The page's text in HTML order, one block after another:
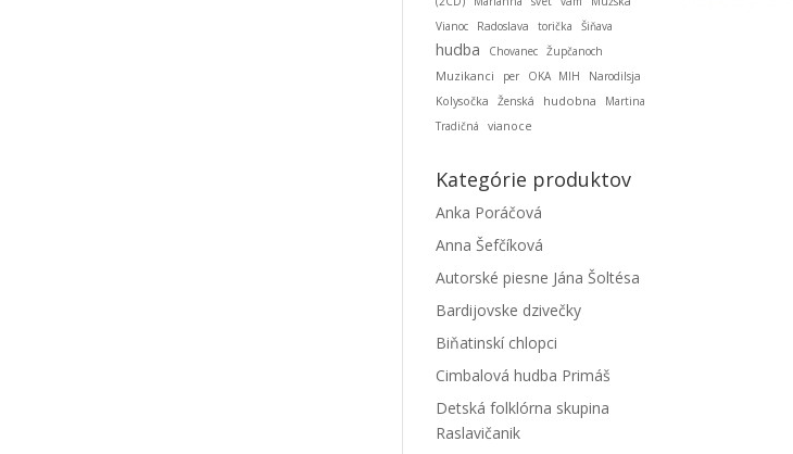
Vianoc
Radoslava torička Šiňava
hudba Chovanec Župčanoch
Muzikanci per OKA MIH
Narodilsja
Kolysočka
Ženská hudobna
Martina
Tradičná
vianoce
Kategórie produktov
Anka Poráčová
Anna Šefčíková
Autorské piesne Jána Šoltésa
Bardijovske dzivečky
Biňatinskí chlopci
Cimbalová hudba Primáš
Detská folklórna skupina
Raslavičanik